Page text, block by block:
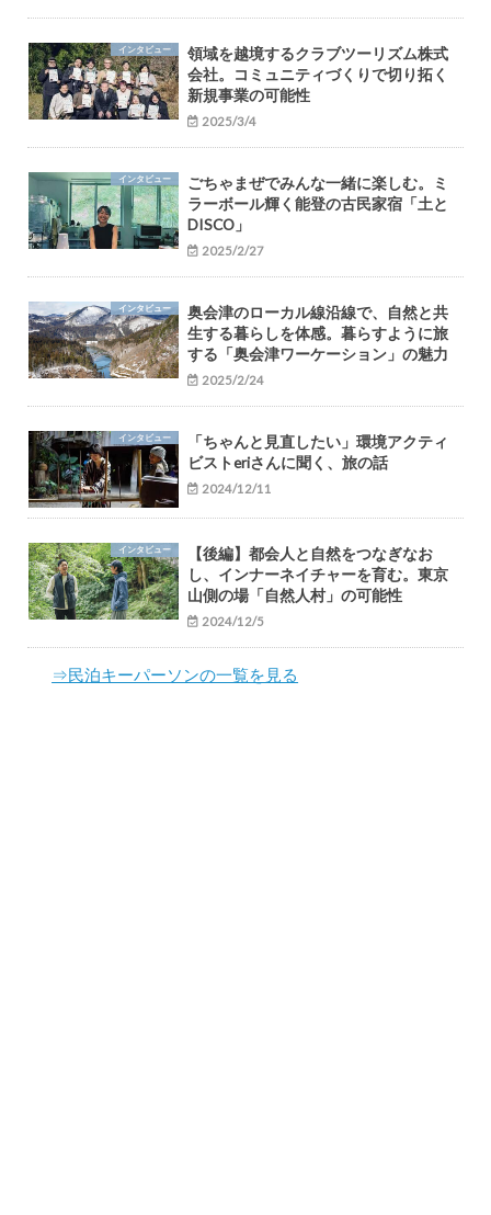
インタビュー
領域を越境するクラブツーリズム株式
会社。コミュニティづくりで切り拓く
新規事業の可能性
2025/3/4
インタビュー
ごちゃまぜでみんな一緒に楽しむ。ミ
ラーボール輝く能登の古民家宿「土と
DISCO」
2025/2/27
インタビュー
奥会津のローカル線沿線で、自然と共
生する暮らしを体感。暮らすように旅
する「奥会津ワーケーション」の魅力
2025/2/24
インタビュー
「ちゃんと見直したい」環境アクティ
ビストeriさんに聞く、旅の話
2024/12/11
インタビュー
【後編】都会人と自然をつなぎなお
し、インナーネイチャーを育む。東京
山側の場「自然人村」の可能性
2024/12/5
⇒民泊キーパーソンの一覧を見る